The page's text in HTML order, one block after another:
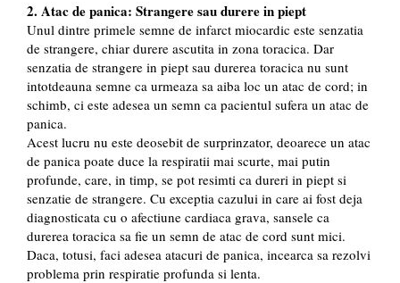
2. Atac de panica: Strangere sau durere in piept
Unul dintre primele semne de infarct miocardic este senzatia
de strangere, chiar durere ascutita in zona toracica. Dar
senzatia de strangere in piept sau durerea toracica nu sunt
intotdeauna semne ca urmeaza sa aiba loc un atac de cord; in
schimb, ci este adesea un semn ca pacientul sufera un atac de
panica.
Acest lucru nu este deosebit de surprinzator, deoarece un atac
de panica poate duce la respiratii mai scurte, mai putin
profunde, care, in timp, se pot resimti ca dureri in piept si
senzatie de strangere. Cu exceptia cazului in care ai fost deja
diagnosticata cu o afectiune cardiaca grava, sansele ca
durerea toracica sa fie un semn de atac de cord sunt mici.
Daca, totusi, faci adesea atacuri de panica, incearca sa rezolvi
problema prin respiratie profunda si lenta.